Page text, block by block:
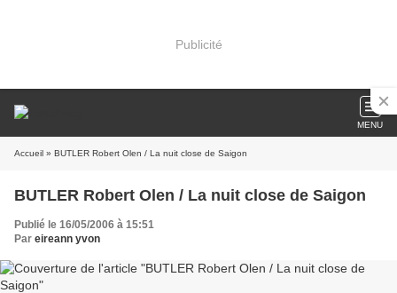
Publicité
MENU
Accueil » BUTLER Robert Olen / La nuit close de Saigon
BUTLER Robert Olen / La nuit close de Saigon
Publié le 16/05/2006 à 15:51
Par eireann yvon